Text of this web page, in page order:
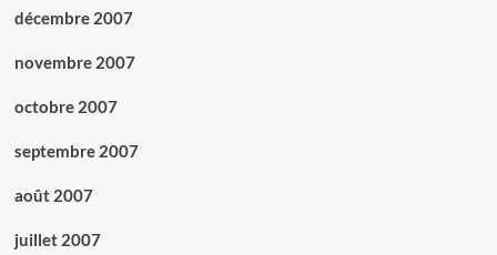
décembre 2007
novembre 2007
octobre 2007
septembre 2007
août 2007
juillet 2007